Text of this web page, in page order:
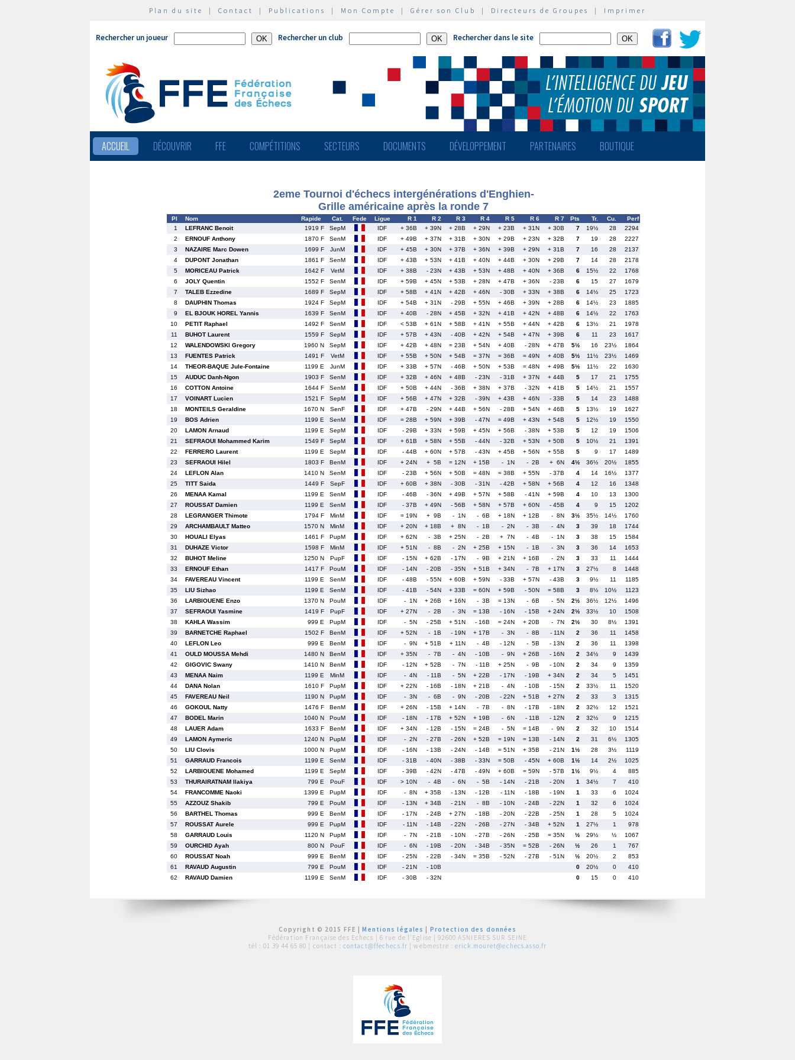
Plan du site | Contact | Publications | Mon Compte | Gérer son Club | Directeurs de Groupes | Imprimer
Rechercher un joueur Rechercher un club Rechercher dans le site
ACCUEIL DÉCOUVRIR FFE COMPÉTITIONS SECTEURS DOCUMENTS DÉVELOPPEMENT PARTENAIRES BOUTIQUE
2eme Tournoi d'échecs intergénérations d'Enghien-
Grille américaine après la ronde 7
Pl Nom Rapide Cat. Fede Ligue R 1 R 2 R 3 R 4 R 5 R 6 R 7 Pts Tr. Cu.
Perf
1
LEFRANC Benoit 1919 F SepM IDF + 36B + 39N + 28B + 29N + 23B + 31N + 30B 7 19½ 28
2294
2
ERNOUF Anthony 1870 F SenM IDF + 49B + 37N + 31B + 30N + 29B + 23N + 32B 7 19 28
2227
3
NAZAIRE Marc Dowen 1699 F JunM IDF + 45B + 30N + 37B + 36N + 39B + 29N + 31B 7 16 28
2137
4
DUPONT Jonathan 1861 F SenM IDF + 43B + 53N + 41B + 40N + 44B + 30N + 29B 7 14 28
2178
5
MORICEAU Patrick 1642 F VetM IDF + 38B - 23N + 43B + 53N + 48B + 40N + 36B 6 15½ 22
1768
6
JOLY Quentin 1552 F SenM IDF + 59B + 45N + 53B + 28N + 47B + 36N - 23B 6 15 27
1679
7
TALEB Ezzedine 1689 F SepM IDF + 58B + 41N + 42B + 46N - 30B + 33N + 38B 6 14½ 25
1723
8
DAUPHIN Thomas 1924 F SepM IDF + 54B + 31N - 29B + 55N + 46B + 39N + 28B 6 14½ 23
1885
9
EL BJOUK HOREL Yannis 1639 F SenM IDF + 40B - 28N + 45B + 32N + 41B + 42N + 48B 6 14½ 22
1763
10
PETIT Raphael 1492 F SenM IDF < 53B + 61N + 58B + 41N + 55B + 44N + 42B 6 13½ 21
1978
11
BUHOT Laurent 1559 F SepM IDF + 57B + 43N - 40B + 42N + 54B + 47N + 39B 6 11 23
1617
12
WALENDOWSKI Gregory 1960 N SepM IDF + 42B + 48N = 23B + 54N + 40B - 28N + 47B 5½ 16 23½
1864
13
FUENTES Patrick 1491 F VetM IDF + 55B + 50N + 54B = 37N = 36B = 49N + 40B 5½ 11½ 23½
1469
14
THEOR-BAQUE Jule-Fontaine 1199 E JunM IDF + 33B + 57N - 46B + 50N + 53B = 48N + 49B 5½ 11½ 22
1630
15
AUDUC Danh-Ngon 1903 F SenM IDF + 32B + 46N + 48B - 23N - 31B + 37N + 44B 5 17 21
1755
16
COTTON Antoine 1644 F SenM IDF + 50B + 44N - 36B + 38N + 37B - 32N + 41B 5 14½ 21
1557
17
VOINART Lucien 1521 F SepM IDF + 56B + 47N + 32B - 39N + 43B + 46N - 33B 5 14 23
1488
18
MONTEILS Geraldine 1670 N SenF IDF + 47B - 29N + 44B + 56N - 28B + 54N + 46B 5 13½ 19
1627
19
BOS Adrien 1199 E SenM IDF = 28B + 59N + 39B - 47N = 49B + 43N + 54B 5 12½ 19
1550
20
LAMON Arnaud 1199 E SepM IDF - 29B + 33N + 59B + 45N + 56B - 38N + 53B 5 12 19
1506
21
SEFRAOUI Mohammed Karim 1549 F SepM IDF + 61B + 58N + 55B - 44N - 32B + 53N + 50B 5 10½ 21
1391
22
FERRERO Laurent 1199 E SepM IDF - 44B + 60N + 57B - 43N + 45B + 56N + 55B 5 9 17
1489
23
SEFRAOUI Hilel 1803 F BenM IDF + 24N + 5B = 12N + 15B - 1N - 2B + 6N 4½ 36½ 20½
1855
24
LEFLON Alan 1410 N SenM IDF - 23B + 56N + 50B = 48N = 38B + 55N - 37B 4 14 16½
1377
25
TITT Saida 1449 F SepF IDF + 60B + 38N - 30B - 31N - 42B + 58N + 56B 4 12 16
1348
26
MENAA Kamal 1199 E SenM IDF - 46B - 36N + 49B + 57N + 58B - 41N + 59B 4 10 13
1300
27
ROUSSAT Damien 1199 E SenM IDF - 37B + 49N - 56B + 58N + 57B + 60N - 45B 4 9 15
1202
28
LEGRANGER Thimote 1794 F MinM IDF = 19N + 9B - 1N - 6B + 18N + 12B - 8N 3½ 35½ 14½
1760
29
ARCHAMBAULT Matteo 1570 N MinM IDF + 20N + 18B + 8N - 1B - 2N - 3B - 4N 3 39 18
1744
30
HOUALI Elyas 1461 F PupM IDF + 62N - 3B + 25N - 2B + 7N - 4B - 1N 3 38 15
1584
31
DUHAZE Victor 1598 F MinM IDF + 51N - 8B - 2N + 25B + 15N - 1B - 3N 3 36 14
1653
32
BUHOT Meline 1250 N PupF IDF - 15N + 62B - 17N - 9B + 21N + 16B - 2N 3 33 11
1444
33
ERNOUF Ethan 1417 F PouM IDF - 14N - 20B - 35N + 51B + 34N - 7B + 17N 3 27½ 8
1448
34
FAVEREAU Vincent 1199 E SenM IDF - 48B - 55N + 60B + 59N - 33B + 57N - 43B 3 9½ 11
1185
35
LIU Sizhao 1199 E SenM IDF - 41B - 54N + 33B = 60N + 59B - 50N = 58B 3 8½ 10½
1123
36
LARBIOUENE Enzo 1370 N PouM IDF - 1N + 26B + 16N - 3B = 13N - 6B - 5N 2½ 36½ 12½
1496
37
SEFRAOUI Yasmine 1419 F PupF IDF + 27N - 2B - 3N = 13B - 16N - 15B + 24N 2½ 33½ 10
1508
38
KAHLA Wassim 999 E PupM IDF - 5N - 25B + 51N - 16B = 24N + 20B - 7N 2½ 30 8½
1391
39
BARNETCHE Raphael 1502 F BenM IDF + 52N - 1B - 19N + 17B - 3N - 8B - 11N 2 36 11
1458
40
LEFLON Leo 999 E BenM IDF - 9N + 51B + 11N - 4B - 12N - 5B - 13N 2 36 11
1398
41
OULD MOUSSA Mehdi 1480 N BenM IDF + 35N - 7B - 4N - 10B - 9N + 26B - 16N 2 34½ 9
1439
42
GIGOVIC Swany 1410 N BenM IDF - 12N + 52B - 7N - 11B + 25N - 9B - 10N 2 34 9
1359
43
MENAA Naim 1199 E MinM IDF - 4N - 11B - 5N + 22B - 17N - 19B + 34N 2 34 5
1451
44
DANA Nolan 1610 F PupM IDF + 22N - 16B - 18N + 21B - 4N - 10B - 15N 2 33½ 11
1520
45
FAVEREAU Neil 1190 N PupM IDF - 3N - 6B - 9N - 20B - 22N + 51B + 27N 2 33 3
1315
46
GOKOUL Natty 1476 F BenM IDF + 26N - 15B + 14N - 7B - 8N - 17B - 18N 2 32½ 12
1521
47
BODEL Marin 1040 N PouM IDF - 18N - 17B + 52N + 19B - 6N - 11B - 12N 2 32½ 9
1215
48
LAUER Adam 1633 F BenM IDF + 34N - 12B - 15N = 24B - 5N = 14B - 9N 2 32 10
1514
49
LAMON Aymeric 1240 N PupM IDF - 2N - 27B - 26N + 52B = 19N = 13B - 14N 2 31 6½
1305
50
LIU Clovis 1000 N PupM IDF - 16N - 13B - 24N - 14B = 51N + 35B - 21N 1½ 28 3½
1119
51
GARRAUD Francois 1199 E SenM IDF - 31B - 40N - 38B - 33N = 50B - 45N + 60B 1½ 14 2½
1025
52
LARBIOUENE Mohamed 1199 E SepM IDF - 39B - 42N - 47B - 49N + 60B = 59N - 57B 1½ 9½ 4
885
53
THURAIRATNAM Ilakiya 799 E PouF IDF > 10N - 4B - 6N - 5B - 14N - 21B - 20N 1 34½ 7
410
54
FRANCOMME Naoki 1399 E PupM IDF - 8N + 35B - 13N - 12B - 11N - 18B - 19N 1 33 6
1024
55
AZZOUZ Shakib 799 E PouM IDF - 13N + 34B - 21N - 8B - 10N - 24B - 22N 1 32 6
1024
56
BARTHEL Thomas 999 E BenM IDF - 17N - 24B + 27N - 18B - 20N - 22B - 25N 1 28 5
1024
57
ROUSSAT Aurele 999 E PupM IDF - 11N - 14B - 22N - 26B - 27N - 34B + 52N 1 27½ 1
978
58
GARRAUD Louis 1120 N PupM IDF - 7N - 21B - 10N - 27B - 26N - 25B = 35N ½ 29½ ½
1067
59
OURCHID Ayah 800 N PouF IDF - 6N - 19B - 20N - 34B - 35N = 52B - 26N ½ 26 1
767
60
ROUSSAT Noah 999 E BenM IDF - 25N - 22B - 34N = 35B - 52N - 27B - 51N ½ 20½ 2
853
61
RAVAUD Augustin 799 E PouM IDF - 21N - 10B 0 20½ 0
410
62
RAVAUD Damien 1199 E SenM IDF - 30B - 32N 0 15 0 410
Copyright © 2015 FFE |Mentions légales
Protection des données
Fédération Française des Echecs | 6 rue de l'Eglise | 92600 ASNIERES SUR SEINE
tél : 01 39 44 65 80 | contact : contact@ffechecs.fr | webmestre : erick.mouret@echecs.asso.fr